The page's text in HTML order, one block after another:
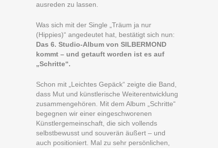
ausreden zu lassen.
Was sich mit der Single „Träum ja nur
(Hippies)“ angedeutet hat, bestätigt sich nun:
Das 6. Studio-Album von SILBERMOND
kommt – und getauft worden ist es auf
„Schritte“.
Schon mit „Leichtes Gepäck“ zeigte die Band,
dass Mut und künstlerische Weiterentwicklung
zusammengehören. Mit dem Album „Schritte“
begegnen wir einer eingeschworenen
Künstlergemeinschaft, die sich vollends
selbstbewusst und souverän äußert – und
auch positioniert. Mal zu sehr persönlichen,